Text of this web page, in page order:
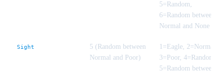
5=Random,
6=Random between
Normal and None
Sight
5 (Random between
Normal and Poor)
1=Eagle, 2=Normal,
3=Poor, 4=Random,
5=Random between